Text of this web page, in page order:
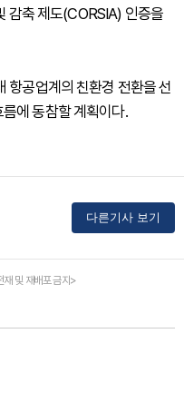
감축 제도(CORSIA) 인증을
항공업계의 친환경 전환을 선
에 동참할 계획이다.
다른기사 보기
및 재배포 금지>